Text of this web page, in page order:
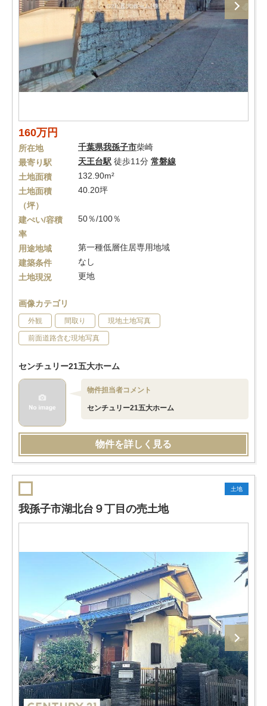
160万円
所在地 千葉県我孫子市柴崎
最寄り駅
天王台駅 徒歩11分 常磐線
土地面積
132.90m²
土地面積
（坪）
40.20坪
建ぺい/容積
率
50％/100％
用途地域
第一種低層住居専用地域
建築条件
なし
土地現況
更地
画像カテゴリ
外観 間取り 現地土地写真
前面道路含む現地写真
センチュリー21五大ホーム
物件担当者コメント
センチュリー21五大ホーム
物件を詳しく見る
土地
我孫子市湖北台９丁目の売土地